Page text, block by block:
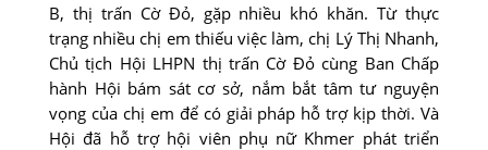
B, thị trấn Cờ Ðỏ, gặp nhiều khó khăn. Từ thực
trạng nhiều chị em thiếu việc làm, chị Lý Thị Nhanh,
Chủ tịch Hội LHPN thị trấn Cờ Ðỏ cùng Ban Chấp
hành Hội bám sát cơ sở, nắm bắt tâm tư nguyện
vọng của chị em để có giải pháp hỗ trợ kịp thời. Và
Hội đã hỗ trợ hội viên phụ nữ Khmer phát triển